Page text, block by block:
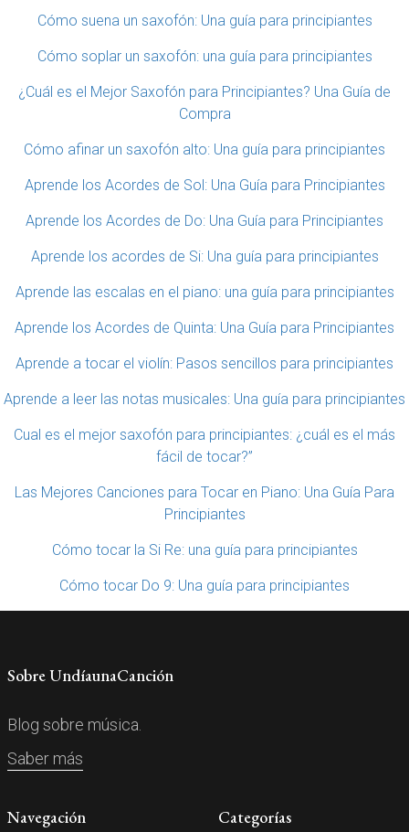
Cómo suena un saxofón: Una guía para principiantes
Cómo soplar un saxofón: una guía para principiantes
¿Cuál es el Mejor Saxofón para Principiantes? Una Guía de
Compra
Cómo afinar un saxofón alto: Una guía para principiantes
Aprende los Acordes de Sol: Una Guía para Principiantes
Aprende los Acordes de Do: Una Guía para Principiantes
Aprende los acordes de Si: Una guía para principiantes
Aprende las escalas en el piano: una guía para principiantes
Aprende los Acordes de Quinta: Una Guía para Principiantes
Aprende a tocar el violín: Pasos sencillos para principiantes
Aprende a leer las notas musicales: Una guía para principiantes
Cual es el mejor saxofón para principiantes: ¿cuál es el más
fácil de tocar?”
Las Mejores Canciones para Tocar en Piano: Una Guía Para
Principiantes
Cómo tocar la Si Re: una guía para principiantes
Cómo tocar Do 9: Una guía para principiantes
Sobre UndíaunaCanción
Blog sobre música.
Saber más
Navegación Categorías